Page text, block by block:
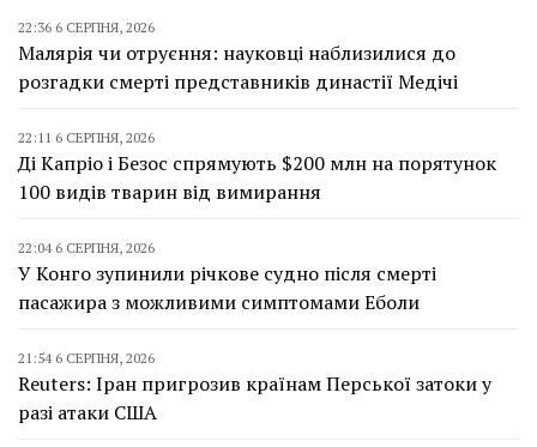
22:36 6 СЕРПНЯ, 2026
Малярія чи отруєння: науковці наблизилися до
розгадки смерті представників династії Медічі
22:11 6 СЕРПНЯ, 2026
Ді Капріо і Безос спрямують $200 млн на порятунок
100 видів тварин від вимирання
22:04 6 СЕРПНЯ, 2026
У Конго зупинили річкове судно після смерті
пасажира з можливими симптомами Еболи
21:54 6 СЕРПНЯ, 2026
Reuters: Іран пригрозив країнам Перської затоки у
разі атаки США